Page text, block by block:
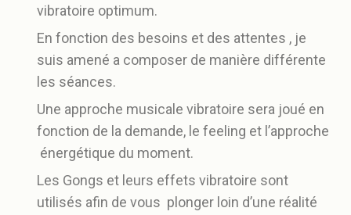
vibratoire optimum.
En fonction des besoins et des attentes , je
suis amené a composer de manière différente
les séances.
Une approche musicale vibratoire sera joué en
fonction de la demande, le feeling et l’approche
énergétique du moment.
Les Gongs et leurs effets vibratoire sont
utilisés afin de vous plonger loin d’une réalité